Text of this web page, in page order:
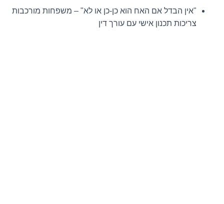
"אין הבדל אם האח הוא כן-כן או לא" – משפחות מורכבות
צריכות תכנון אישי עם עורך דין